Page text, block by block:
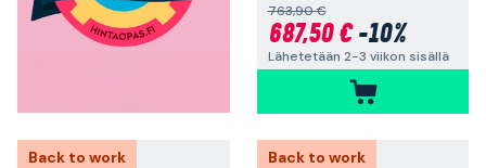
763,90 €
687,50 €-10%
Lähetetään 2-3 viikon sisällä
Back to work
Back to work